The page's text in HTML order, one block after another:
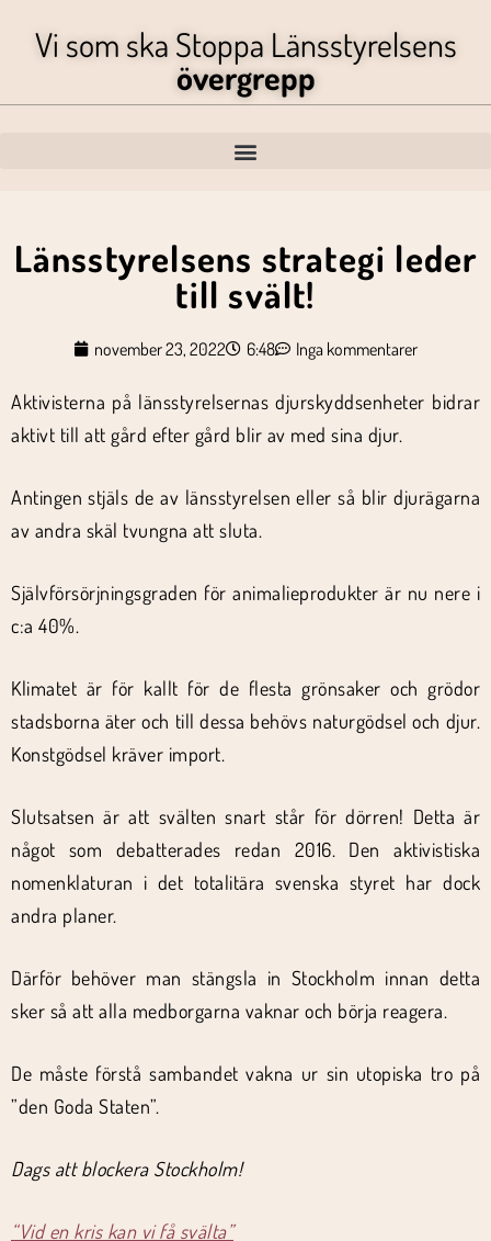
Vi som ska Stoppa Länsstyrelsens
övergrepp
Länsstyrelsens strategi leder
till svält!
november 23, 2022 6:48 Inga kommentarer
Aktivisterna på länsstyrelsernas djurskyddsenheter bidrar
aktivt till att gård efter gård blir av med sina djur.
Antingen stjäls de av länsstyrelsen eller så blir djurägarna
av andra skäl tvungna att sluta.
Självförsörjningsgraden för animalieprodukter är nu nere i
c:a 40%.
Klimatet är för kallt för de flesta grönsaker och grödor
stadsborna äter och till dessa behövs naturgödsel och djur.
Konstgödsel kräver import.
Slutsatsen är att svälten snart står för dörren! Detta är
något som debatterades redan 2016. Den aktivistiska
nomenklaturan i det totalitära svenska styret har dock
andra planer.
Därför behöver man stängsla in Stockholm innan detta
sker så att alla medborgarna vaknar och börja reagera.
De måste förstå sambandet vakna ur sin utopiska tro på
”den Goda Staten”.
Dags att blockera Stockholm!
“Vid en kris kan vi få svälta”